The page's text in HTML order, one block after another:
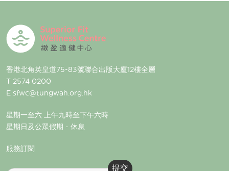
香港北角英皇道75-83號聯合出版大廈12樓全層
T 2574 0200
E sfwc@tungwah.org.hk
星期一至六 上午九時至下午六時
星期日及公眾假期 - 休息
服務訂閱